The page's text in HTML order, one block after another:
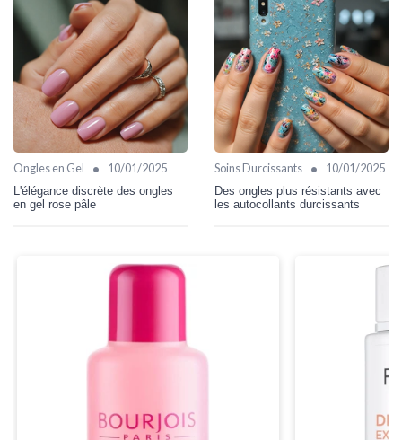
Ongles en Gel • 10/01/2025
L'élégance discrète des ongles
en gel rose pâle
Soins Durcissants • 10/01/2025
Des ongles plus résistants avec
les autocollants durcissants